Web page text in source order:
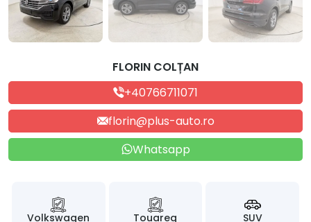
FLORIN COLȚAN
+40766711071
florin@plus-auto.ro
Whatsapp
Volkswagen Touareg SUV